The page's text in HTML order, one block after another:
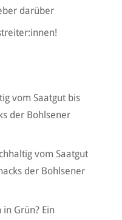
darüber
vom Saatgut bis
der Bohlsener
vom Saatgut
der Bohlsener
in Grün? Ein